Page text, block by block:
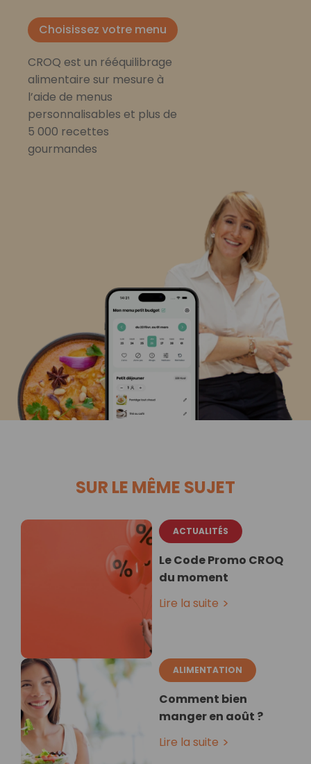
Choisissez votre menu
CROQ est un rééquilibrage
alimentaire sur mesure à
l’aide de menus
personnalisables et plus de
5 000 recettes
gourmandes
SUR LE MÊME SUJET
ACTUALITÉS
Le Code Promo CROQ
du moment
Lire la suite
ALIMENTATION
Comment bien
manger en août ?
Lire la suite